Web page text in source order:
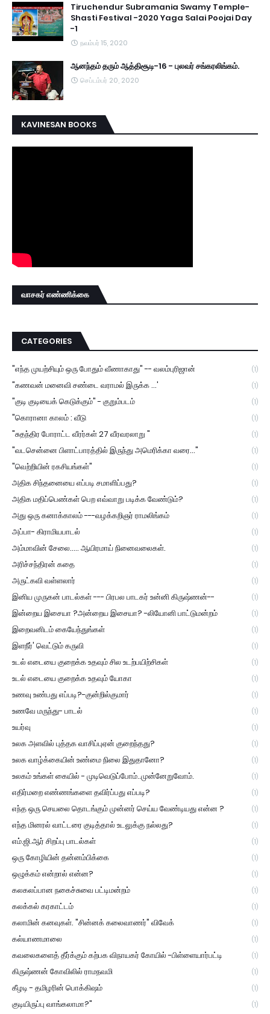
Tiruchendur Subramania Swamy Temple-
Shasti Festival -2020 Yaga Salai Poojai Day
-1
நவம்பர் 15, 2020
ஆனந்தம் தரும் ஆத்திசூடி-16 - புலவர் சங்கரலிங்கம்.
செப்டம்பர் 20, 2020
KAVINESAN BOOKS
வாசகர் எண்ணிக்கை
CATEGORIES
"எந்த முயற்சியும் ஒரு போதும் வீணாகாது" -- வலம்புரிஜான் (1)
"கணவன் மனைவி சண்டை வராமல் இருக்க ...' (1)
"குடி குடியைக் கெடுக்கும்" - குறும்படம் (1)
"கொரானா காலம் : வீடு (1)
"சுதந்திர போராட்ட வீரர்கள் 27 வீரவரலாறு " (1)
"வடசென்னை பிளாட்பாரத்தில் இருந்து அமெரிக்கா வரை..." (1)
"வெற்றியின் ரகசியங்கள்" (1)
அதிக சிந்தனையை எப்படி சமாளிப்பது? (1)
அதிக மதிப்பெண்கள் பெற எவ்வாறு படிக்க வேண்டும்? (1)
அது ஒரு கனாக்காலம் ---வழக்கறிஞர் ராமலிங்கம் (1)
அப்பா- கிராமியபாடல் (1)
அம்மாவின் சேலை..... ஆயிரமாய் நினைவலைகள். (1)
அரிச்சந்திரன் கதை (1)
அருட்கவி வள்ளலார் (1)
இனிய முருகன் பாடல்கள் --- பிரபல பாடகர் உன்னி கிருஷ்ணன்-- (1)
இன்றைய இசையா ?அன்றைய இசையா? -லியோனி பாட்டுமன்றம் (1)
இறைவனிடம் கையேந்துங்கள் (1)
இளநீர்' வெட்டும் கருவி (1)
உடல் எடையை குறைக்க உதவும் சில உடற்பயிற்சிகள் (1)
உடல் எடையை குறைக்க உதவும் யோகா (1)
உணவு உண்பது எப்படி?-குன்றில்குமார் (1)
உணவே மருந்து- பாடல் (1)
உயர்வு (1)
உலக அளவில் புத்தக வாசிப்புஏன் குறைந்தது? (1)
உலக வாழ்க்கையின் உண்மை நிலை இதுதானோ? (1)
உலகம் உங்கள் கையில் - முடிவெடுப்போம்..முன்னேறுவோம். (1)
எதிர்மறை எண்ணங்களை தவிர்ப்பது எப்படி? (1)
எந்த ஒரு செயலை தொடங்கும் முன்னர் செய்ய வேண்டியது என்ன ? (1)
எந்த மினரல் வாட்டரை குடித்தால் உடலுக்கு நல்லது? (1)
எம்.ஜி.ஆர் சிறப்பு பாடல்கள் (1)
ஒரு கோழியின் தன்னம்பிக்கை (1)
ஒழுக்கம் என்றால் என்ன? (1)
கலகலப்பான நகைச்சுவை பட்டிமன்றம் (1)
கலக்கல் கரகாட்டம் (1)
கலாமின் கனவுகள். "சின்னக் கலைவாணர்" விவேக் (1)
கல்யாணமாலை (1)
கவலைகளைத் தீர்க்கும் கற்பக விநாயகர் கோயில் -பிள்ளையார்பட்டி (1)
கிருஷ்ணன் கோவிலில் ராமநவமி (1)
கீழடி - தமிழரின் பொக்கிஷம் (1)
குடியிருப்பு வாங்கலாமா?" (1)